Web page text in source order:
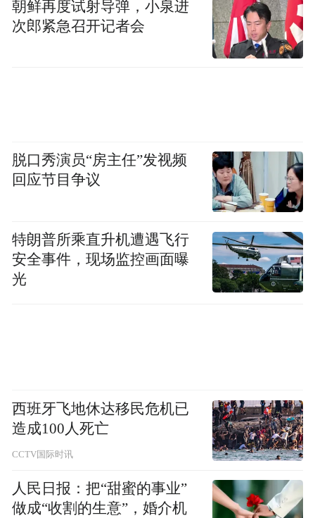
对于收购二手房的现状，光大证券房地产团
队首席分析师何缅南表示，目前收购目标规
模较大的城市有郑州（24年预计5000套）、
意向认购率尚不高，或对新房以及二手房成
交影响有限。
平安证券房地产团队同时表示，以旧换新大
规模复制面临阻碍，资金支持、房源质量等
成为关键：参与企业层面，收购模式下地方
国资去化新房，但收回旧房同时沉淀资金，
对于租金问题“517”新政给出一个资金筹集方
向。5月17日下午，国务院新闻办公室举行国
务院政策例行吹风会，介绍切实做好保交房
长陶玲表示，设立3000亿元保障性住房再贷
朝鲜再度试射导弹，小泉进
次郎紧急召开记者会
脱口秀演员“房主任”发视频
回应节目争议
特朗普所乘直升机遭遇飞行
安全事件，现场监控画面曝
光
西班牙飞地休达移民危机已
造成100人死亡
CCTV国际时讯
人民日报：把“甜蜜的事业”
做成“收割的生意”，婚介机